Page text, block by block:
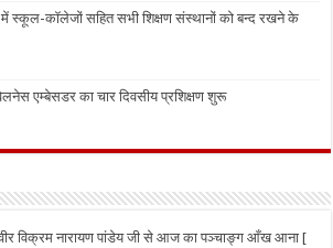
स्कूल-कॉलेजों सहित सभी शिक्षण संस्थानों को बन्द रखने के
एम्बेसडर का चार दिवसीय प्रशिक्षण शुरू
विक्रम नारायण पांडेय जी से आज का पञ्चाङ्ग आँख आना [